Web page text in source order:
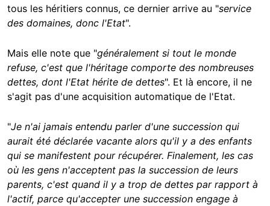
tous les héritiers connus, ce dernier arrive au "service
des domaines, donc l'Etat".
Mais elle note que "généralement si tout le monde
refuse, c'est que l'héritage comporte des nombreuses
dettes, dont l'Etat hérite de dettes". Et là encore, il ne
s'agit pas d'une acquisition automatique de l'Etat.
"Je n'ai jamais entendu parler d'une succession qui
aurait été déclarée vacante alors qu'il y a des enfants
qui se manifestent pour récupérer. Finalement, les cas
où les gens n'acceptent pas la succession de leurs
parents, c'est quand il y a trop de dettes par rapport à
l'actif, parce qu'accepter une succession engage à